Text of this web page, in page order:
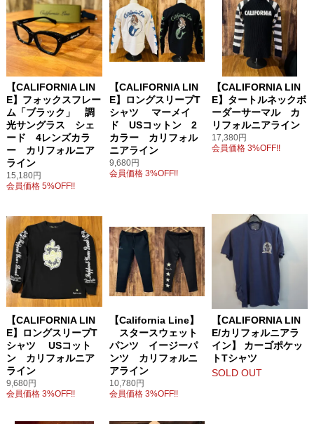
【CALIFORNIA LIN
E】フォックスフレー
ム「ブラック」 調
光サングラス シェ
ード 4レンズカラ
ー カリフォルニア
ライン
15,180円
会員価格 5%OFF!!
【CALIFORNIA LIN
E】ロングスリーブT
シャツ マーメイ
ド USコットン 2
カラー カリフォル
ニアライン
9,680円
会員価格 3%OFF!!
【CALIFORNIA LIN
E】タートルネックボ
ーダーサーマル カ
リフォルニアライン
17,380円
会員価格 3%OFF!!
【CALIFORNIA LIN
E】ロングスリーブT
シャツ USコット
ン カリフォルニア
ライン
9,680円
会員価格 3%OFF!!
【California Line】
スタースウェット
パンツ イージーパ
ンツ カリフォルニ
アライン
10,780円
会員価格 3%OFF!!
【CALIFORNIA LIN
E/カリフォルニアラ
イン】 カーゴポケッ
トTシャツ
SOLD OUT